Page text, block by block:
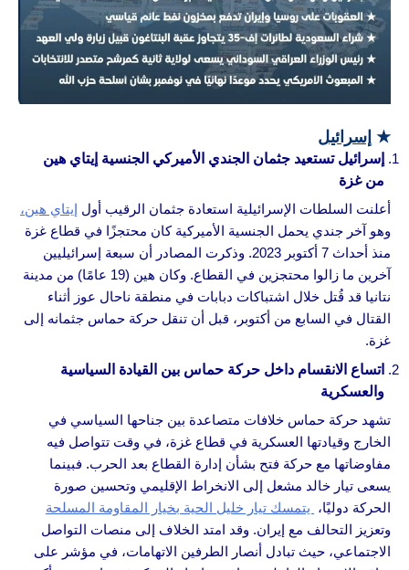
★ إسرائيل
إسرائيل تستعيد جثمان الجندي الأميركي الجنسية إيتاي هين
من غزة
أعلنت السلطات الإسرائيلية استعادة جثمان الرقيب أول إيتاي هين،
وهو آخر جندي يحمل الجنسية الأميركية كان محتجزًا في قطاع غزة
منذ أحداث 7 أكتوبر 2023. وذكرت المصادر أن سبعة إسرائيليين
آخرين ما زالوا محتجزين في القطاع. وكان هين (19 عامًا) من مدينة
نتانيا قد قُتل خلال اشتباكات دبابات في منطقة ناحال عوز أثناء
القتال في السابع من أكتوبر، قبل أن تنقل حركة حماس جثمانه إلى
غزة.
اتساع الانقسام داخل حركة حماس بين القيادة السياسية
والعسكرية
تشهد حركة حماس خلافات متصاعدة بين جناحها السياسي في
الخارج وقيادتها العسكرية في قطاع غزة، في وقت تتواصل فيه
مفاوضاتها مع حركة فتح بشأن إدارة القطاع بعد الحرب. فبينما
يسعى تيار خالد مشعل إلى الانخراط الإقليمي وتحسين صورة
الحركة دوليًا، يتمسك تيار خليل الحية بخيار المقاومة المسلحة
وتعزيز التحالف مع إيران. وقد امتد الخلاف إلى منصات التواصل
الاجتماعي، حيث تبادل أنصار الطرفين الاتهامات، في مؤشر على